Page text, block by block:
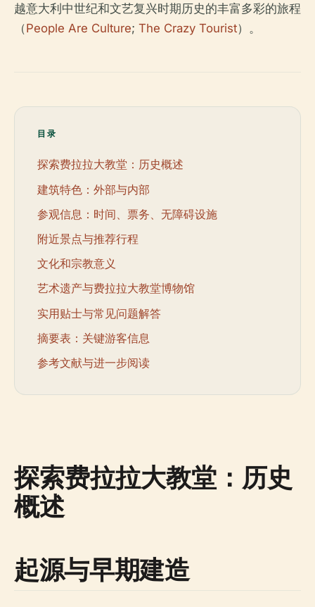
越意大利中世纪和文艺复兴时期历史的丰富多彩的旅程
（People Are Culture; The Crazy Tourist）。
目录
探索费拉拉大教堂：历史概述
建筑特色：外部与内部
参观信息：时间、票务、无障碍设施
附近景点与推荐行程
文化和宗教意义
艺术遗产与费拉拉大教堂博物馆
实用贴士与常见问题解答
摘要表：关键游客信息
参考文献与进一步阅读
探索费拉拉大教堂：历史
概述
起源与早期建造